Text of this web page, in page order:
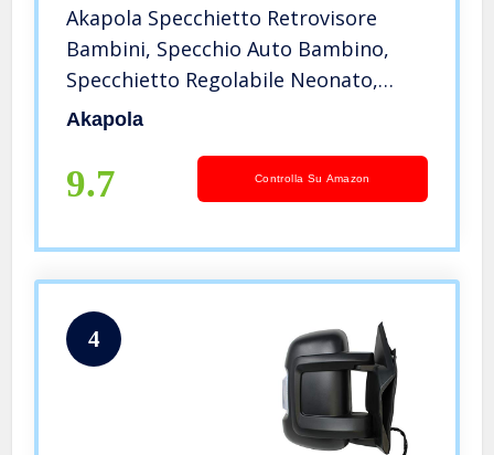
Akapola Specchietto Retrovisore
Bambini, Specchio Auto Bambino,
Specchietto Regolabile Neonato,
Rotazione Flessibile 360 °, Superficie
Oscillation
Akapola
9.7 Controlla Su Amazon
4